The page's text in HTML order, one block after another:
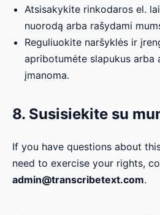
Atsisakykite rinkodaros el.
nuorodą arba rašydami
Reguliuokite naršyklės ir
apribotumėte slapukus arba
įmanoma.
8. Susisiekite su
If you have questions about
need to exercise your rights,
admin@transcribetext.com.